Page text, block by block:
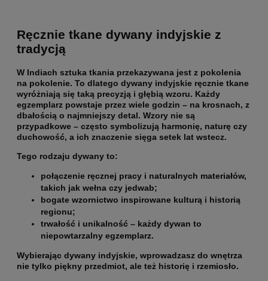
Ręcznie tkane dywany indyjskie z
tradycją
W Indiach sztuka tkania przekazywana jest z pokolenia
na pokolenie. To dlatego dywany indyjskie ręcznie tkane
wyróżniają się taką precyzją i głębią wzoru. Każdy
egzemplarz powstaje przez wiele godzin – na krosnach, z
dbałością o najmniejszy detal. Wzory nie są
przypadkowe – często symbolizują harmonię, naturę czy
duchowość, a ich znaczenie sięga setek lat wstecz.
Tego rodzaju dywany to:
połączenie ręcznej pracy i naturalnych materiałów,
takich jak wełna czy jedwab;
bogate wzornictwo inspirowane kulturą i historią
regionu;
trwałość i unikalność – każdy dywan to
niepowtarzalny egzemplarz.
Wybierając dywany indyjskie, wprowadzasz do wnętrza
nie tylko piękny przedmiot, ale też historię i rzemiosło.